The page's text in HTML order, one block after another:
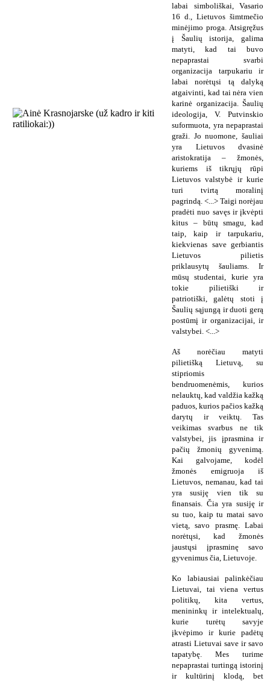
labai simboliškai, Vasario
16 d., Lietuvos šimtmečio
minėjimo proga. Atsigręžus
į Šaulių istorija, galima
matyti, kad tai buvo
nepaprastai svarbi
organizacija tarpukariu ir
labai norėtųsi tą dalyką
atgaivinti, kad tai nėra vien
karinė organizacija. Šaulių
ideologija, V. Putvinskio
suformuota, yra nepaprastai
graži. Jo nuomone, šauliai
yra Lietuvos dvasinė
aristokratija – žmonės,
kuriems iš tikrųjų rūpi
Lietuvos valstybė ir kurie
turi tvirtą moralinį
pagrindą. <...> Taigi norėjau
pradėti nuo savęs ir įkvėpti
kitus – būtų smagu, kad
taip, kaip ir tarpukariu,
kiekvienas save gerbiantis
Lietuvos pilietis
priklausytų šauliams. Ir
mūsų studentai, kurie yra
tokie pilietiški ir
patriotiški, galėtų stoti į
Šaulių sąjungą ir duoti gerą
postūmį ir organizacijai, ir
valstybei. <...>
Aš norėčiau matyti
pilietišką Lietuvą, su
stipriomis
bendruomenėmis, kurios
nelauktų, kad valdžia kažką
paduos, kurios pačios kažką
darytų ir veiktų. Tas
veikimas svarbus ne tik
valstybei, jis įprasmina ir
pačių žmonių gyvenimą.
Kai galvojame, kodėl
žmonės emigruoja iš
Lietuvos, nemanau, kad tai
yra susiję vien tik su
finansais. Čia yra susiję ir
su tuo, kaip tu matai savo
vietą, savo prasmę. Labai
norėtųsi, kad žmonės
jaustųsi įprasminę savo
gyvenimus čia, Lietuvoje.
Ko labiausiai palinkėčiau
Lietuvai, tai viena vertus
politikų, kita vertus,
menininkų ir intelektualų,
kurie turėtų savyje
įkvėpimo ir kurie padėtų
atrasti Lietuvai save ir savo
tapatybę. Mes turime
nepaprastai turtingą istorinį
ir kultūrinį klodą, bet